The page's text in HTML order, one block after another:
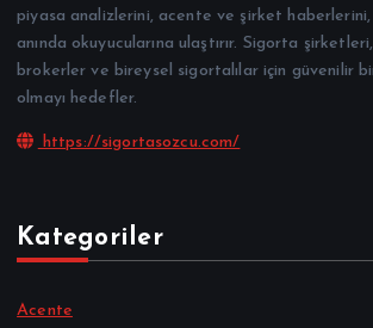
piyasa analizlerini, acente ve şirket
anında okuyucularına ulaştırır. Sigorta
brokerler ve bireysel sigortalılar için güvenilir
olmayı hedefler.
https://sigortasozcu.com/
Kategoriler
Acente